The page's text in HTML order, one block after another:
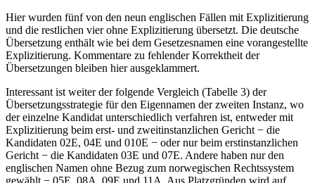
Hier wurden fünf von den neun englischen Fällen mit Explizitierung
und die restlichen vier ohne Explizitierung übersetzt. Die deutsche
Übersetzung enthält wie bei dem Gesetzesnamen eine vorangestellte
Explizitierung. Kommentare zu fehlender Korrektheit der
Übersetzungen bleiben hier ausgeklammert.
Interessant ist weiter der folgende Vergleich (Tabelle 3) der
Übersetzungsstrategie für den Eigennamen der zweiten Instanz, wo
der einzelne Kandidat unterschiedlich verfahren ist, entweder mit
Explizitierung beim erst- und zweitinstanzlichen Gericht − die
Kandidaten 02E, 04E und 010E − oder nur beim erstinstanzlichen
Gericht − die Kandidaten 03E und 07E. Andere haben nur den
englischen Namen ohne Bezug zum norwegischen Rechtssystem
gewählt − 05E, 08A, 09E und 11A. Aus Platzgründen wird auf